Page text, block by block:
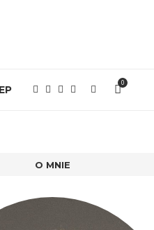
0
O MNIE